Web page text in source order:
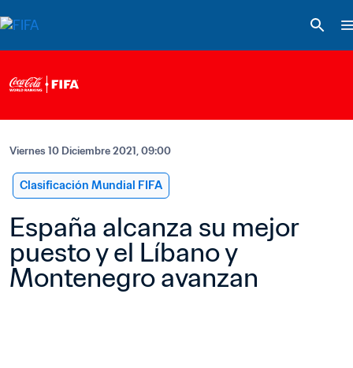
Viernes 10 Diciembre 2021, 09:00
Clasificación Mundial FIFA
España alcanza su mejor
puesto y el Líbano y
Montenegro avanzan